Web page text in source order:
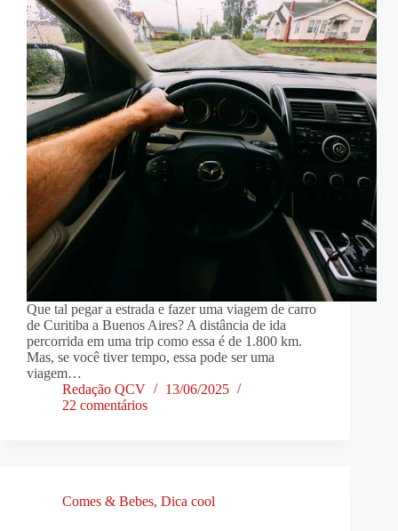
Que tal pegar a estrada e fazer uma viagem de carro
de Curitiba a Buenos Aires? A distância de ida
percorrida em uma trip como essa é de 1.800 km.
Mas, se você tiver tempo, essa pode ser uma
viagem…
Redação QCV
13/06/2025
22 comentários
Comes & Bebes, Dica cool